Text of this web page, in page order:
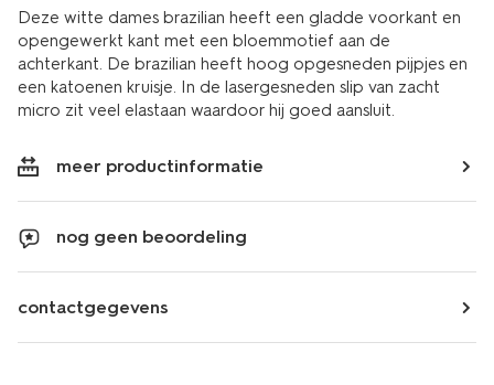
Deze witte dames brazilian heeft een gladde voorkant en
opengewerkt kant met een bloemmotief aan de
achterkant. De brazilian heeft hoog opgesneden pijpjes en
een katoenen kruisje. In de lasergesneden slip van zacht
micro zit veel elastaan waardoor hij goed aansluit.
meer productinformatie
nog geen beoordeling
contactgegevens